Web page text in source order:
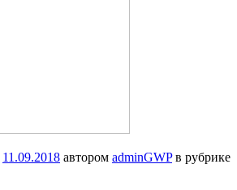
11.09.2018 автором adminGWPв рубрике